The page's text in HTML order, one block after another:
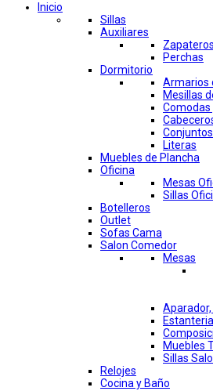
Inicio
Sillas
Auxiliares
Zapateros
Perchas
Dormitorio
Armarios
Mesillas
Literas
Muebles de Plancha
Oficina
Mesas
Sillas
Botelleros
Outlet
Sofas Cama
Salon Comedor
Mesas
Muebles
Sillas
Relojes
Cocina y Baño